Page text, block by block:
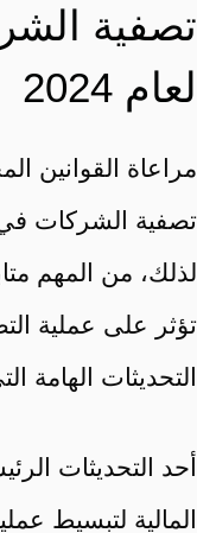
تصفية
لعام 2024
مراعاة القوانين
تصفية الشركات في
لذلك، من المهم
التحديثات الهامة
أحد التحديثات
المالية لتبسيط